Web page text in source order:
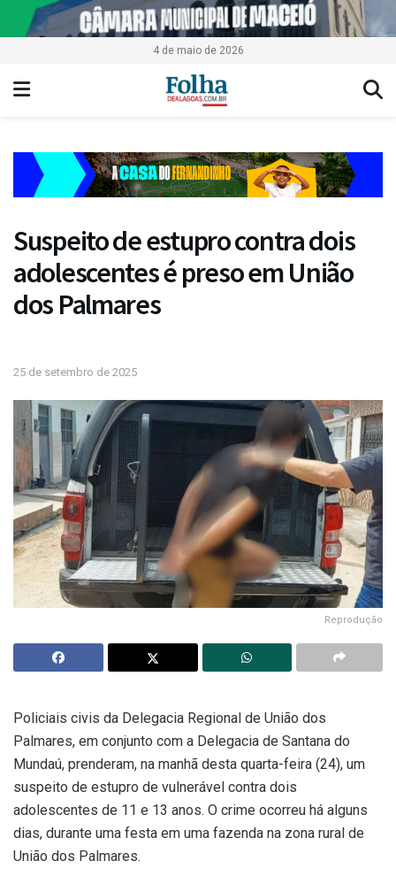
4 de maio de 2026
Suspeito de estupro contra dois
adolescentes é preso em União
dos Palmares
25 de setembro de 2025
Reprodução
Policiais civis da Delegacia Regional de União dos
Palmares, em conjunto com a Delegacia de Santana do
Mundaú, prenderam, na manhã desta quarta-feira (24), um
suspeito de estupro de vulnerável contra dois
adolescentes de 11 e 13 anos. O crime ocorreu há alguns
dias, durante uma festa em uma fazenda na zona rural de
União dos Palmares.